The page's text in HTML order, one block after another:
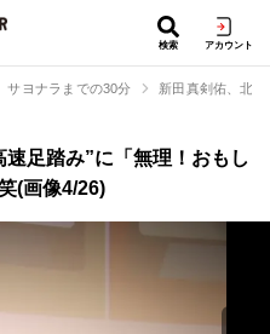
検索 アカウント
サヨナラまでの30分 新田真剣佑、北
足踏み”に「無理！おもし
(画像4/26)